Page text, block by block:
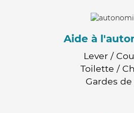
Aide à
Lever /
Toilette /
Gardes